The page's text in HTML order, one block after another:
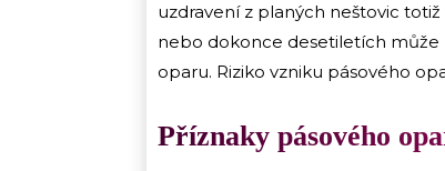
uzdravení z planých neštovic totiž
nebo dokonce desetiletích může
oparu. Riziko vzniku pásového
Příznaky pásového